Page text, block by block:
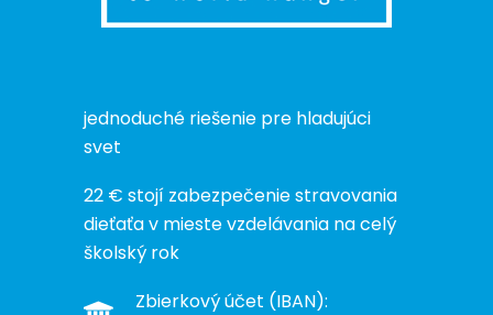
jednoduché riešenie pre hladujúci
svet
22 € stojí zabezpečenie stravovania
dieťaťa v mieste vzdelávania na celý
školský rok
Zbierkový účet (IBAN):